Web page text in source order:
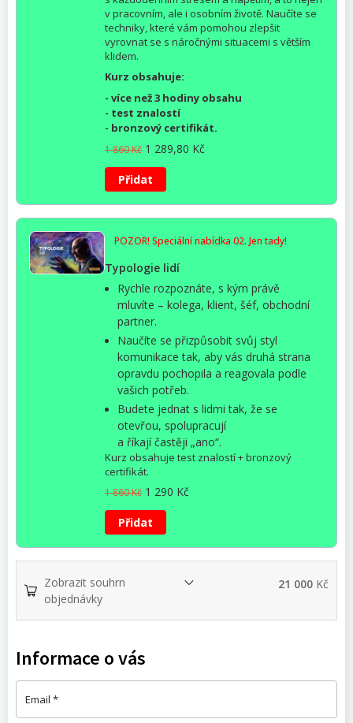
v pracovním, ale i osobním životě. Naučíte se
techniky, které vám pomohou zlepšit
vyrovnat se s náročnými situacemi s větším
klidem.
Kurz obsahuje:
- více než 3 hodiny obsahu
- test znalostí
- bronzový certifikát.
1 860Kč Původní
cena
byla:
1
860 Kč.
1 289,80 Kč
Přidat
POZOR! Speciální nabídka 02. Jen tady!
Typologie lidí
Rychle rozpoznáte, s kým právě
mluvíte – kolega, klient, šéf, obchodní
partner.
Naučíte se přizpůsobit svůj styl
komunikace tak, aby vás druhá strana
opravdu pochopila a reagovala podle
vašich potřeb.
Budete jednat s lidmi tak, že se
otevřou, spolupracují
a říkajíčastěji „ano“.
Kurz obsahuje test znalostí + bronzový
certifikát.
1 860Kč Původní
cena
byla:
1
860 Kč.
1 290 Kč
Přidat
Zobrazit souhrn
objednávky
21 000 Kč
Informace o vás
Email *